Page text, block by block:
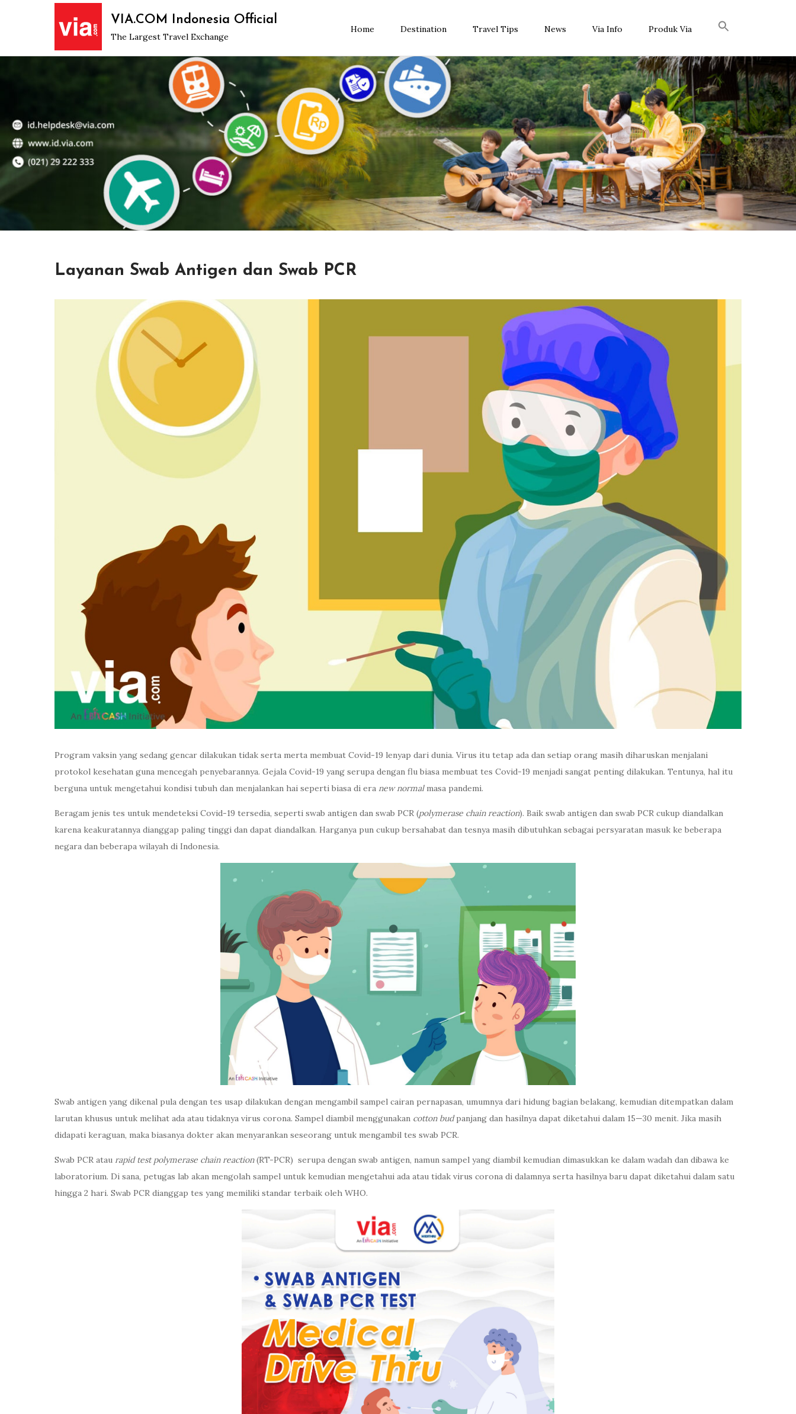
VIA.COM Indonesia Official
The Largest Travel Exchange
Home Destination Travel Tips News Via Info Produk Via
Layanan Swab Antigen dan Swab PCR
Program vaksin yang sedang gencar dilakukan tidak serta merta membuat Covid-19 lenyap dari dunia. Virus itu tetap ada dan setiap orang masih diharuskan menjalani
protokol kesehatan guna mencegah penyebarannya. Gejala Covid-19 yang serupa dengan flu biasa membuat tes Covid-19 menjadi sangat penting dilakukan. Tentunya, hal itu
berguna untuk mengetahui kondisi tubuh dan menjalankan hai seperti biasa di era new normal masa pandemi.
Beragam jenis tes untuk mendeteksi Covid-19 tersedia, seperti swab antigen dan swab PCR (polymerase chain reaction). Baik swab antigen dan swab PCR cukup diandalkan
karena keakuratannya dianggap paling tinggi dan dapat diandalkan. Harganya pun cukup bersahabat dan tesnya masih dibutuhkan sebagai persyaratan masuk ke beberapa
negara dan beberapa wilayah di Indonesia.
Swab antigen yang dikenal pula dengan tes usap dilakukan dengan mengambil sampel cairan pernapasan, umumnya dari hidung bagian belakang, kemudian ditempatkan dalam
larutan khusus untuk melihat ada atau tidaknya virus corona. Sampel diambil menggunakan cotton budpanjang dan hasilnya dapat diketahui dalam 15—30 menit. Jika masih
didapati keraguan, maka biasanya dokter akan menyarankan seseorang untuk mengambil tes swab PCR.
Swab PCR atau rapid test polymerase chain reaction(RT-PCR) serupa dengan swab antigen, namun sampel yang diambil kemudian dimasukkan ke dalam wadah dan dibawa ke
laboratorium. Di sana, petugas lab akan mengolah sampel untuk kemudian mengetahui ada atau tidak virus corona di dalamnya serta hasilnya baru dapat diketahui dalam satu
hingga 2 hari. Swab PCR dianggap tes yang memiliki standar terbaik oleh WHO.